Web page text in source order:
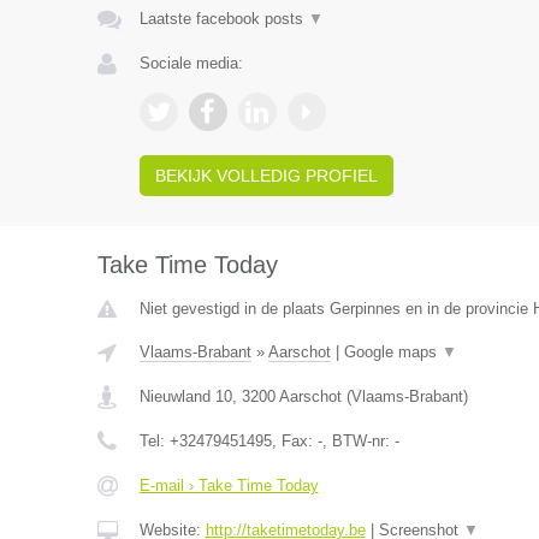
Laatste facebook posts ▼
Sociale media:
BEKIJK VOLLEDIG PROFIEL
Take Time Today
Niet gevestigd in de plaats Gerpinnes en in de provincie
Vlaams-Brabant» Aarschot| Google maps ▼
Nieuwland 10, 3200 Aarschot(Vlaams-Brabant)
Tel: +32479451495, Fax: -, BTW-nr: -
E-mail › Take Time Today
Website: http://taketimetoday.be| Screenshot ▼